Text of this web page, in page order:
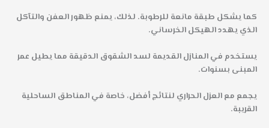
كما يشكل طبقة مانعة للرطوبة. لذلك، يمنع ظهور العفن والتآكل
الذي يهدد الهيكل الخرساني.
يستخدم في المنازل القديمة لسد الشقوق الدقيقة مما يطيل عمر
المبنى بسنوات.
يجمع مع العزل الحراري لنتائج أفضل، خاصة في المناطق الساحلية
القريبة.